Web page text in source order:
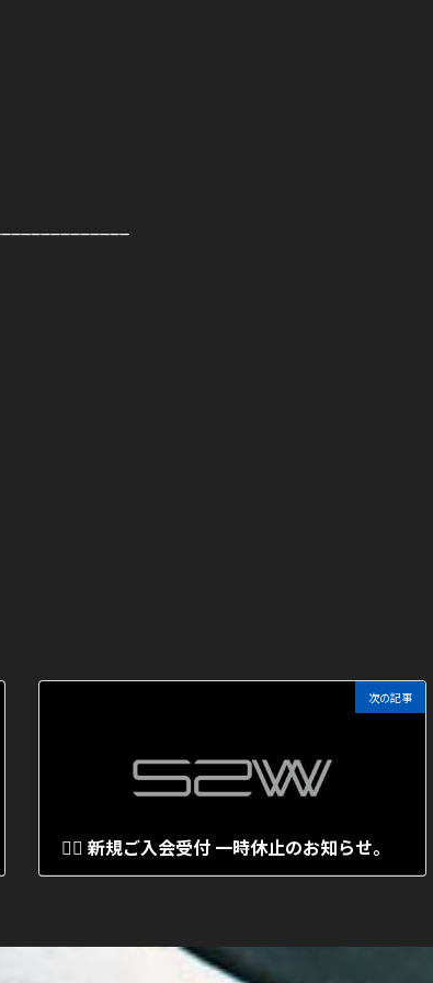
次の記事
🏋️‍♀️ 新規ご入会受付 一時休止のお知らせ。